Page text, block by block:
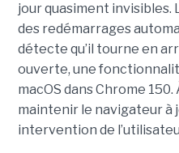
jour quasiment invisibles.
des redémarrages
détecte qu’il tourne en
ouverte, une
macOS dans Chrome
maintenir le navigateur à
intervention de